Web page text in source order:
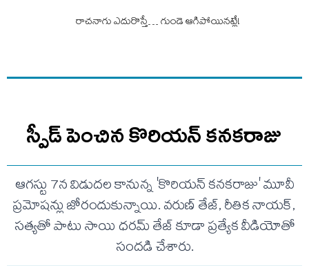
రాచనాగు ఎదురొస్తే… గుండె ఆగిపోయినట్లే!
స్పీడ్ పెంచిన కొరియన్ కనకరాజు
ఆగస్టు 7న విడుదల కానున్న 'కొరియన్ కనకరాజు' మూవీ
ప్రమోషన్లు జోరందుకున్నాయి. వరుణ్ తేజ్, రీతిక నాయక్,
సత్యతో పాటు సాయి ధరమ్ తేజ్ కూడా ప్రత్యేక వీడియోతో
సందడి చేశారు.